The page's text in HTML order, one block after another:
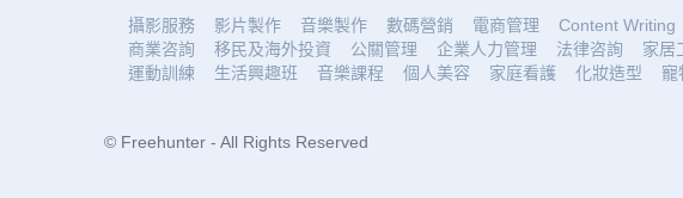
攝影服務 影片製作 音樂製作 數碼營銷 電商管理 Content Writing
商業咨詢
移民及海外投資 公關管理 企業人力管理 法律咨詢 家居
運動訓練
生活興趣班 音樂課程 個人美容 家庭看護 化妝造型 寵
© Freehunter - All Rights Reserved